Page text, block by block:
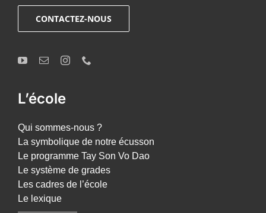
CONTACTEZ-NOUS
L’école
Qui sommes-nous ?
La symbolique de notre écusson
Le programme Tay Son Vo Dao
Le système de grades
Les cadres de l’école
Le lexique